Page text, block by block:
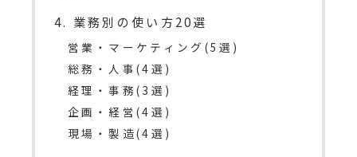
4. 業務別の使い方20選
営業・マーケティング(5選)
総務・人事(4選)
経理・事務(3選)
企画・経営(4選)
現場・製造(4選)